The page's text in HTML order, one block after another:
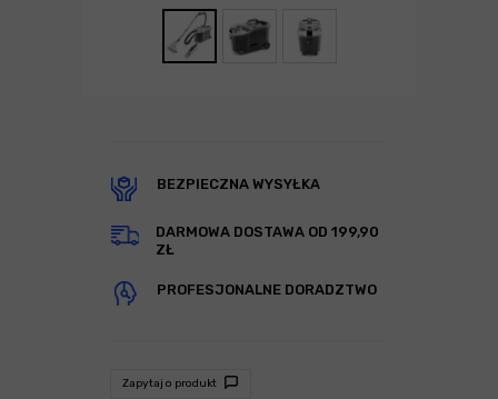
BEZPIECZNA WYSYŁKA
DARMOWA DOSTAWA OD 199,90
ZŁ
PROFESJONALNE DORADZTWO
Zapytaj o produkt